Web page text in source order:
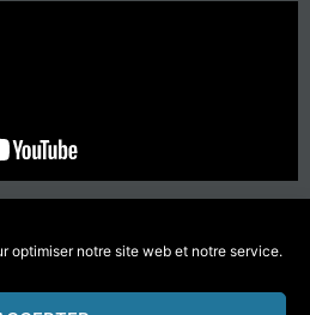
optimiser notre site web et notre service.